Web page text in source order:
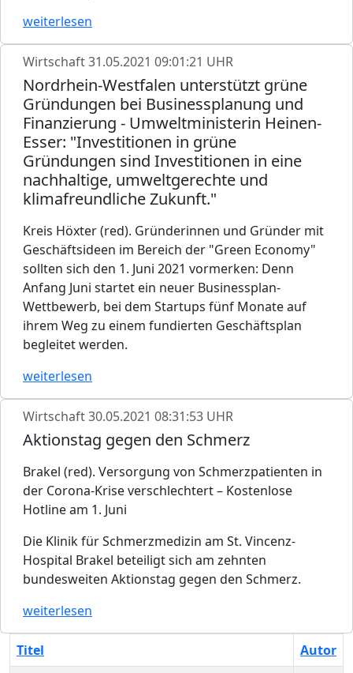
weiterlesen
Wirtschaft31.05.2021 09:01:21 UHR
Nordrhein-Westfalen unterstützt grüne
Gründungen bei Businessplanung und
Finanzierung - Umweltministerin Heinen-
Esser: "Investitionen in grüne
Gründungen sind Investitionen in eine
nachhaltige, umweltgerechte und
klimafreundliche Zukunft."
Kreis Höxter (red). Gründerinnen und Gründer mit
Geschäftsideen im Bereich der "Green Economy"
sollten sich den 1. Juni 2021 vormerken: Denn
Anfang Juni startet ein neuer Businessplan-
Wettbewerb, bei dem Startups fünf Monate auf
ihrem Weg zu einem fundierten Geschäftsplan
begleitet werden.
weiterlesen
Wirtschaft30.05.2021 08:31:53 UHR
Aktionstag gegen den Schmerz
Brakel (red). Versorgung von Schmerzpatienten in
der Corona-Krise verschlechtert – Kostenlose
Hotline am 1. Juni
Die Klinik für Schmerzmedizin am St. Vincenz-
Hospital Brakel beteiligt sich am zehnten
bundesweiten Aktionstag gegen den Schmerz.
weiterlesen
Titel Autor